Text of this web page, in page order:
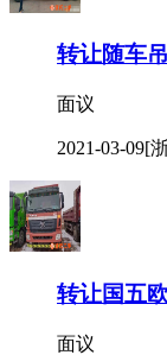
转让随车
面议
2021-03-09[
转让国五
面议